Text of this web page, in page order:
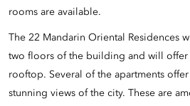
rooms are available.
The 22 Mandarin Oriental Residences
two floors of the building and will offer
rooftop. Several of the apartments
stunning views of the city. These are